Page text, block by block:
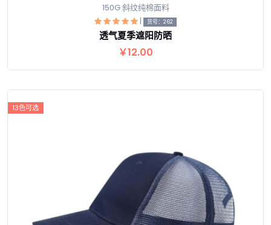
查看详情
150G 斜纹纯棉面料
| 货号：262
透气夏季遮阳防晒
￥12.00
13色可选